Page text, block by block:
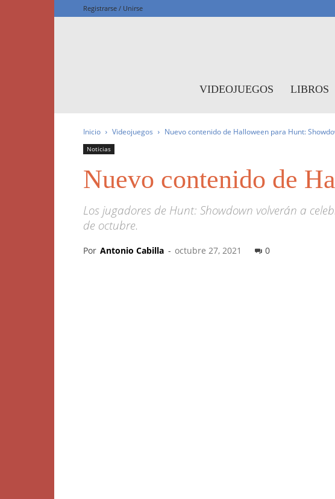
Registrarse / Unirse
VIDEOJUEGOS LIBROS
Inicio Videojuegos Nuevo contenido de Halloween para Hunt:
Noticias
Nuevo contenido de
Los jugadores de Hunt: Showdown volverán a
de octubre.
Por Antonio Cabilla - octubre 27, 2021 0